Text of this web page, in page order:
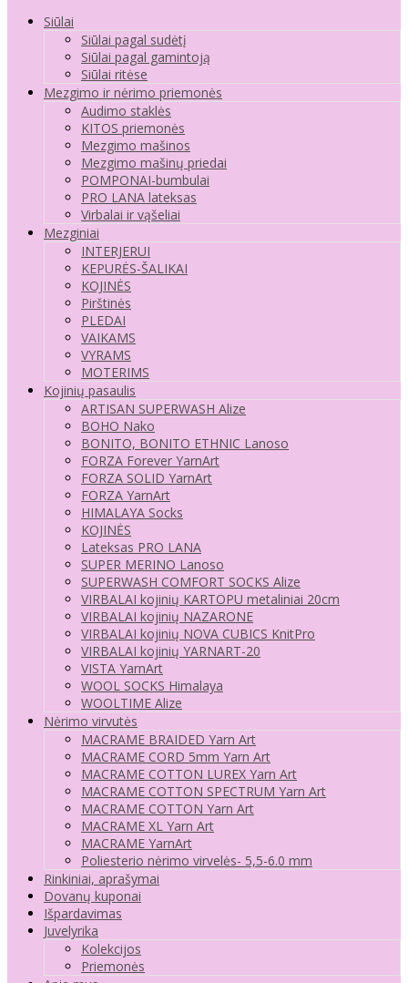
Siūlai
Siūlai pagal sudėtį
Siūlai pagal gamintoją
Siūlai ritėse
Mezgimo ir nėrimo priemonės
Audimo staklės
KITOS priemonės
Mezgimo mašinos
Mezgimo mašinų priedai
POMPONAI-bumbulai
PRO LANA lateksas
Virbalai ir vąšeliai
Mezginiai
INTERJERUI
KEPURĖS-ŠALIKAI
KOJINĖS
Pirštinės
PLEDAI
VAIKAMS
VYRAMS
MOTERIMS
Kojinių pasaulis
ARTISAN SUPERWASH Alize
BOHO Nako
BONITO, BONITO ETHNIC Lanoso
FORZA Forever YarnArt
FORZA SOLID YarnArt
FORZA YarnArt
HIMALAYA Socks
KOJINĖS
Lateksas PRO LANA
SUPER MERINO Lanoso
SUPERWASH COMFORT SOCKS Alize
VIRBALAI kojinių KARTOPU metaliniai 20cm
VIRBALAI kojinių NAZARONE
VIRBALAI kojinių NOVA CUBICS KnitPro
VIRBALAI kojinių YARNART-20
VISTA YarnArt
WOOL SOCKS Himalaya
WOOLTIME Alize
Nėrimo virvutės
MACRAME BRAIDED Yarn Art
MACRAME CORD 5mm Yarn Art
MACRAME COTTON LUREX Yarn Art
MACRAME COTTON SPECTRUM Yarn Art
MACRAME COTTON Yarn Art
MACRAME XL Yarn Art
MACRAME YarnArt
Poliesterio nėrimo virvelės- 5,5-6.0 mm
Rinkiniai, aprašymai
Dovanų kuponai
Išpardavimas
Juvelyrika
Kolekcijos
Priemonės